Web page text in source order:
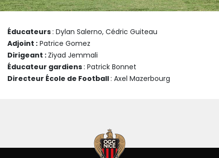
Éducateurs: Dylan Salerno, Cédric Guiteau
Adjoint : Patrice Gomez
Dirigeant : Ziyad Jemmali
Éducateur gardiens: Patrick Bonnet
Directeur École de Football: Axel Mazerbourg